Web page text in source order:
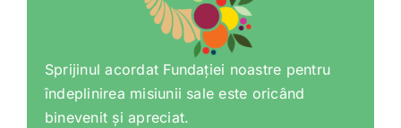
Sprijinul acordat Fundației noastre pentru
îndeplinirea misiunii sale este oricând
binevenit și apreciat.